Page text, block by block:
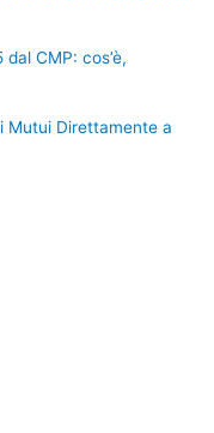
CMP: cos’è,
Mutui Direttamente a